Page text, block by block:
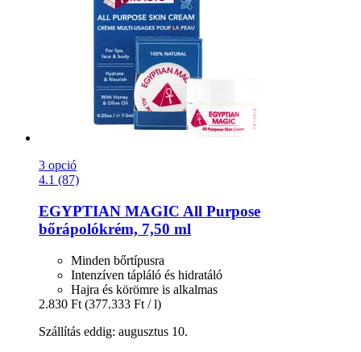
3 opció
4.1 (87)
EGYPTIAN MAGIC All Purpose
bőrápolókrém, 7,50 ml
Minden bőrtípusra
Intenzíven tápláló és hidratáló
Hajra és körömre is alkalmas
2.830 Ft (377.333 Ft / l)
Szállítás eddig: augusztus 10.